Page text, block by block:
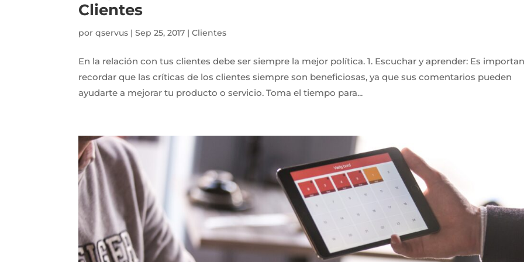
Clientes
porqservus |Sep 25, 2017 |Clientes
En la relación con tus clientes debe ser siempre la mejor política. 1. Escuchar y aprender: Es
recordar que las críticas de los clientes siempre son beneficiosas, ya que sus comentarios pueden
ayudarte a mejorar tu producto o servicio. Toma el tiempo para...